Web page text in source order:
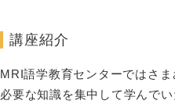
講座紹介
MRI語学教育センターではさま
必要な知識を集中して学んで